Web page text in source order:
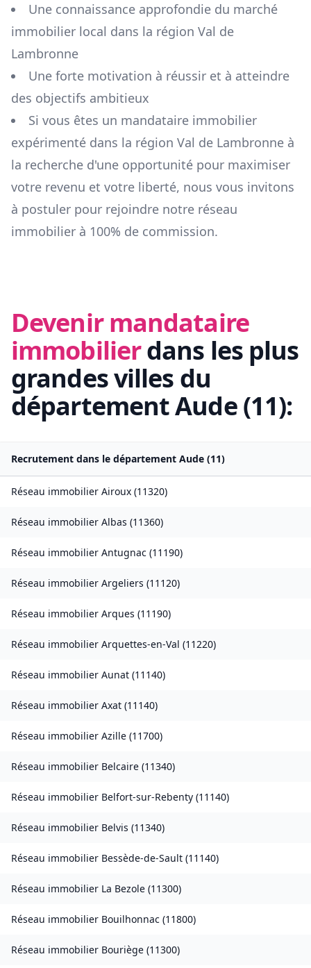
Une connaissance approfondie du marché
immobilier local dans la région Val de
Lambronne
Une forte motivation à réussir et à atteindre
des objectifs ambitieux
Si vous êtes un mandataire immobilier
expérimenté dans la région Val de Lambronne à
la recherche d'une opportunité pour maximiser
votre revenu et votre liberté, nous vous invitons
à postuler pour rejoindre notre réseau
immobilier à 100% de commission.
Devenir mandataire
immobilierdans les plus
grandes villes du
départementAude(11):
Recrutement dans le département Aude (11)
Réseau immobilier Airoux (11320)
Réseau immobilier Albas (11360)
Réseau immobilier Antugnac (11190)
Réseau immobilier Argeliers (11120)
Réseau immobilier Arques (11190)
Réseau immobilier Arquettes-en-Val (11220)
Réseau immobilier Aunat (11140)
Réseau immobilier Axat (11140)
Réseau immobilier Azille (11700)
Réseau immobilier Belcaire (11340)
Réseau immobilier Belfort-sur-Rebenty (11140)
Réseau immobilier Belvis (11340)
Réseau immobilier Bessède-de-Sault (11140)
Réseau immobilier La Bezole (11300)
Réseau immobilier Bouilhonnac (11800)
Réseau immobilier Bouriège (11300)